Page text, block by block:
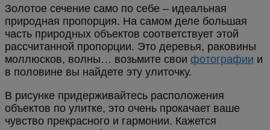
Золотое сечение само по себе – идеальная
природная пропорция. На самом деле большая
часть природных объектов соответствует этой
рассчитанной пропорции. Это деревья, раковины
моллюсков, волны… возьмите свои фотографии и
в половине вы найдете эту улиточку.
В рисунке придерживайтесь расположения
объектов по улитке, это очень прокачает ваше
чувство прекрасного и гармонии. Кажется